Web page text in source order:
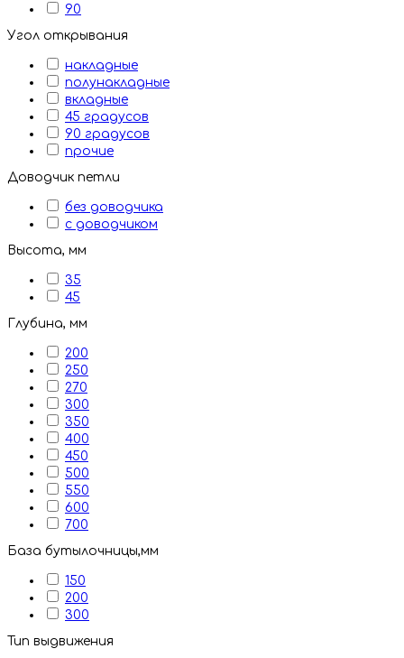
90
Угол открывания
накладные
полунакладные
вкладные
45 градусов
90 градусов
прочие
Доводчик петли
без доводчика
с доводчиком
Высота, мм
35
45
Глубина, мм
200
250
270
300
350
400
450
500
550
600
700
База бутылочницы,мм
150
200
300
Тип выдвижения